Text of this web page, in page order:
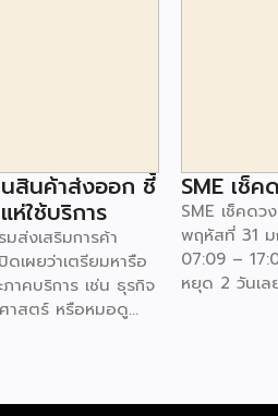
สินค้าส่งออก ชี้
ใช้บริการ
ส่งเสริมการค้า
ดเผยว่าเตรียมหารือ
าคบริการ เช่น ธุรกิจ
าสตร์ หรือหมอดู
ยันต์ที่ปัจจุบันมีนัก
SME เช็
SME เช็คดว
พฤหัสที่ 31 ม
07:09 –
หยุด 2 วันเ
ขาว สีช